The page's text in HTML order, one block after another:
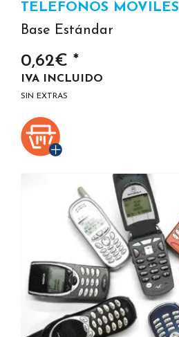
TELEFONOS MOVILES
Base Estándar
0,62€ *
IVA INCLUIDO
SIN EXTRAS